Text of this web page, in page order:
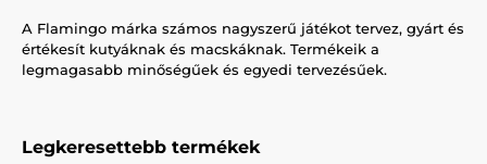
A Flamingo márka számos nagyszerű játékot tervez, gyárt és
értékesít kutyáknak és macskáknak. Termékeik a
legmagasabb minőségűek és egyedi tervezésűek.
Legkeresettebb termékek